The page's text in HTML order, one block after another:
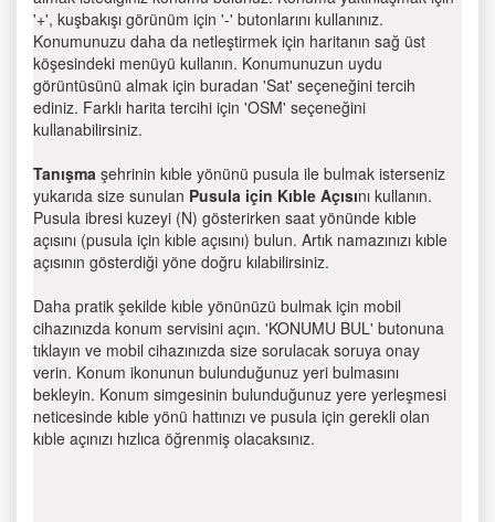
'+', kuşbakışı görünüm için '-' butonlarını kullanınız.
Konumunuzu daha da netleştirmek için haritanın sağ üst
köşesindeki menüyü kullanın. Konumunuzun uydu
görüntüsünü almak için buradan 'Sat' seçeneğini tercih
ediniz. Farklı harita tercihi için 'OSM' seçeneğini
kullanabilirsiniz.
Tanışma şehrinin kıble yönünü pusula ile bulmak isterseniz
yukarıda size sunulan Pusula için Kıble Açısını kullanın.
Pusula ibresi kuzeyi (N) gösterirken saat yönünde kıble
açısını (pusula için kıble açısını) bulun. Artık namazınızı kıble
açısının gösterdiği yöne doğru kılabilirsiniz.
Daha pratik şekilde kıble yönünüzü bulmak için mobil
cihazınızda konum servisini açın. 'KONUMU BUL' butonuna
tıklayın ve mobil cihazınızda size sorulacak soruya onay
verin. Konum ikonunun bulunduğunuz yeri bulmasını
bekleyin. Konum simgesinin bulunduğunuz yere yerleşmesi
neticesinde kıble yönü hattınızı ve pusula için gerekli olan
kıble açınızı hızlıca öğrenmiş olacaksınız.